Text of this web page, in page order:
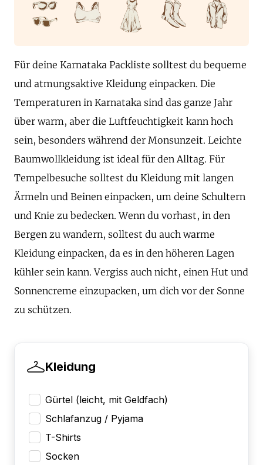
Für deine Karnataka Packliste solltest du bequeme
und atmungsaktive Kleidung einpacken. Die
Temperaturen in Karnataka sind das ganze Jahr
über warm, aber die Luftfeuchtigkeit kann hoch
sein, besonders während der Monsunzeit. Leichte
Baumwollkleidung ist ideal für den Alltag. Für
Tempelbesuche solltest du Kleidung mit langen
Ärmeln und Beinen einpacken, um deine Schultern
und Knie zu bedecken. Wenn du vorhast, in den
Bergen zu wandern, solltest du auch warme
Kleidung einpacken, da es in den höheren Lagen
kühler sein kann. Vergiss auch nicht, einen Hut und
Sonnencreme einzupacken, um dich vor der Sonne
zu schützen.
Kleidung
Gürtel (leicht, mit Geldfach)
Schlafanzug / Pyjama
T-Shirts
Socken